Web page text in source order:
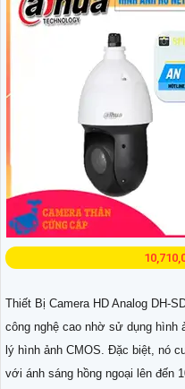
Thiết Bị Camera HD Analog DH-
công nghệ cao nhờ sử dụng hình
lý hình ảnh CMOS. Đặc biệt, nó
với ánh sáng hồng ngoại lên đến